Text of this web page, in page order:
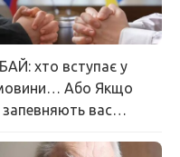
хто вступає у
Або Якщо
запевняють вас…